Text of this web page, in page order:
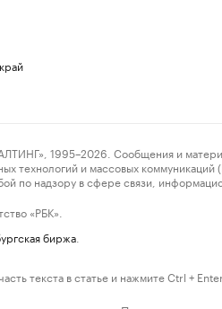
1995–2026. Сообщения и
технологий и массовых
по надзору в сфере связи,
«РБК».
биржа
текста в статье и нажмите Ctrl + Enter